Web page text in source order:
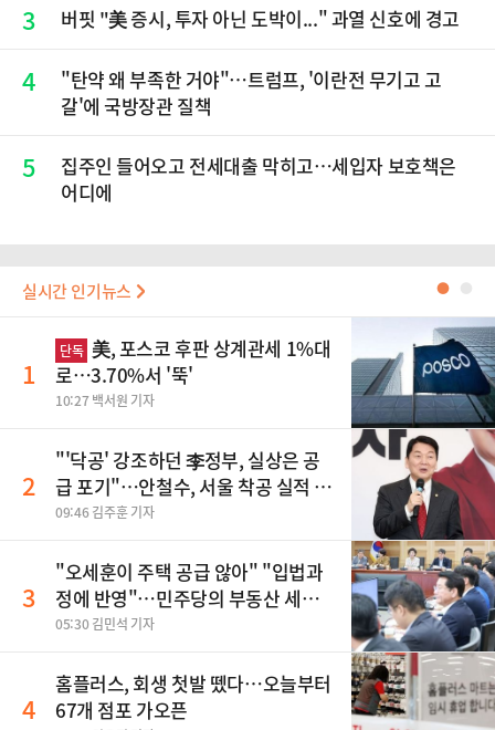
3 버핏 "美 증시, 투자 아닌 도박이..." 과열 신호에 경고
4
"탄약 왜 부족한 거야"…트럼프, '이란전 무기고 고
갈'에 국방장관 질책
5
집주인 들어오고 전세대출 막히고…세입자 보호책은
어디에
실시간 인기뉴스 ●
1
단독 美, 포스코 후판 상계관세 1%대
로…3.70%서 '뚝'
10:27 백서원 기자
2
"'닥공' 강조하던 李정부, 실상은 공
급 포기"…안철수, 서울 착공 실적 미
달 비판
09:46 김주훈 기자
3
"오세훈이 주택 공급 않아" "입법과
정에 반영"…민주당의 부동산 세제
개편 해법은
05:30 김민석 기자
4
홈플러스, 회생 첫발 뗐다…오늘부터
67개 점포 가오픈